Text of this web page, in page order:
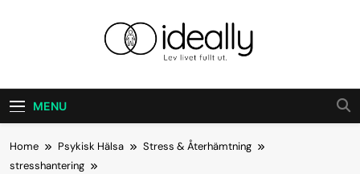
Ideally
MENU
Home Psykisk Hälsa
Stress & Återhämtning
stresshantering